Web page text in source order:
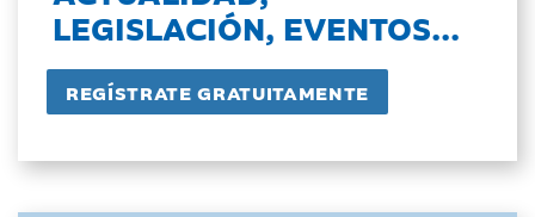
LEGISLACIÓN, EVENTOS...